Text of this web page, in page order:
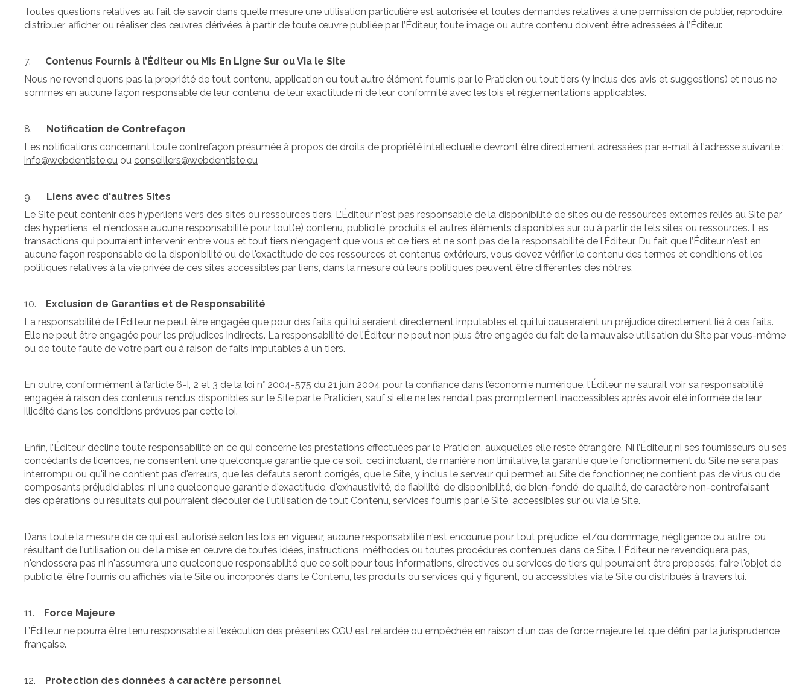
Toutes questions relatives au fait de savoir dans quelle mesure une utilisation particulière est autorisée et toutes demandes relatives à une permission de publier, reproduire,
distribuer, afficher ou réaliser des œuvres dérivées à partir de toute œuvre publiée par l’Éditeur, toute image ou autre contenu doivent être adressées à l’Éditeur.
7. Contenus Fournis à l’Éditeur ou Mis En Ligne Sur ou Via le Site
Nous ne revendiquons pas la propriété de tout contenu, application ou tout autre élément fournis par le Praticien ou tout tiers (y inclus des avis et suggestions) et nous ne
sommes en aucune façon responsable de leur contenu, de leur exactitude ni de leur conformité avec les lois et réglementations applicables.
8. Notification de Contrefaçon
Les notifications concernant toute contrefaçon présumée à propos de droits de propriété intellectuelle devront être directement adressées par e-mail à l'adresse suivante :
info@webdentiste.eu ou conseillers@webdentiste.eu
9. Liens avec d'autres Sites
Le Site peut contenir des hyperliens vers des sites ou ressources tiers. L’Éditeur n'est pas responsable de la disponibilité de sites ou de ressources externes reliés au Site par
des hyperliens, et n'endosse aucune responsabilité pour tout(e) contenu, publicité, produits et autres éléments disponibles sur ou à partir de tels sites ou ressources. Les
transactions qui pourraient intervenir entre vous et tout tiers n'engagent que vous et ce tiers et ne sont pas de la responsabilité de l’Éditeur. Du fait que l’Éditeur n'est en
aucune façon responsable de la disponibilité ou de l'exactitude de ces ressources et contenus extérieurs, vous devez vérifier le contenu des termes et conditions et les
politiques relatives à la vie privée de ces sites accessibles par liens, dans la mesure où leurs politiques peuvent être différentes des nôtres.
10.
Exclusion de Garanties et de Responsabilité
La responsabilité de l’Éditeur ne peut être engagée que pour des faits qui lui seraient directement imputables et qui lui causeraient un préjudice directement lié à ces faits.
Elle ne peut être engagée pour les préjudices indirects. La responsabilité de l’Éditeur ne peut non plus être engagée du fait de la mauvaise utilisation du Site par vous-même
ou de toute faute de votre part ou à raison de faits imputables à un tiers.
En outre, conformément à l’article 6-I, 2 et 3 de la loi n° 2004-575 du 21 juin 2004 pour la confiance dans l’économie numérique, l’Éditeur ne saurait voir sa responsabilité
engagée à raison des contenus rendus disponibles sur le Site par le Praticien, sauf si elle ne les rendait pas promptement inaccessibles après avoir été informée de leur
illicéité dans les conditions prévues par cette loi.
Enfin, l’Éditeur décline toute responsabilité en ce qui concerne les prestations effectuées par le Praticien, auxquelles elle reste étrangère. Ni l’Éditeur, ni ses fournisseurs ou ses
concédants de licences, ne consentent une quelconque garantie que ce soit, ceci incluant, de manière non limitative, la garantie que le fonctionnement du Site ne sera pas
interrompu ou qu'il ne contient pas d'erreurs, que les défauts seront corrigés, que le Site, y inclus le serveur qui permet au Site de fonctionner, ne contient pas de virus ou de
composants préjudiciables; ni une quelconque garantie d'exactitude, d'exhaustivité, de fiabilité, de disponibilité, de bien-fondé, de qualité, de caractère non-contrefaisant
des opérations ou résultats qui pourraient découler de l'utilisation de tout Contenu, services fournis par le Site, accessibles sur ou via le Site.
Dans toute la mesure de ce qui est autorisé selon les lois en vigueur, aucune responsabilité n'est encourue pour tout préjudice, et/ou dommage, négligence ou autre, ou
résultant de l'utilisation ou de la mise en œuvre de toutes idées, instructions, méthodes ou toutes procédures contenues dans ce Site. L’Éditeur ne revendiquera pas,
n'endossera pas ni n'assumera une quelconque responsabilité que ce soit pour tous informations, directives ou services de tiers qui pourraient être proposés, faire l'objet de
publicité, être fournis ou affichés via le Site ou incorporés dans le Contenu, les produits ou services qui y figurent, ou accessibles via le Site ou distribués à travers lui.
11.
Force Majeure
L’Éditeur ne pourra être tenu responsable si l'exécution des présentes CGU est retardée ou empêchée en raison d'un cas de force majeure tel que défini par la jurisprudence
française.
12. Protection des données à caractère personnel